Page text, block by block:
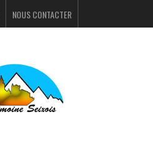
NOUS CONTACTER